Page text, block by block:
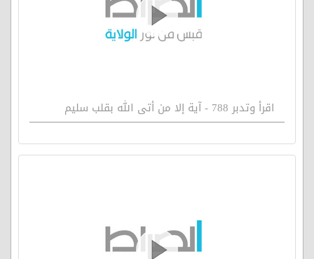
اقرأ وتدبر 788 - آية إلا من أتى الله بقلب سليم